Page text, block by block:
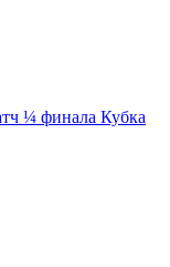
¼ финала Кубка